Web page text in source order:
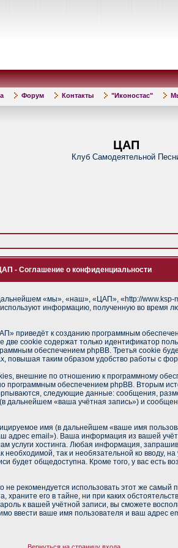
Форум Контакты "Иконостас"
ЦАП
Клуб Самодеятельной
- Соглашение о конфиденциальности
«мы», «наш», «ЦАП», «http://
информацию, полученную во время
приведёт к созданию программным
cookie содержат только идентификатор
обеспечением phpBB. Третья cookie
повышая таким образом удобство работы с
внешние по отношению к программному
программным обеспечением phpBB. Вторым
следующие данные: сообщения,
«ваша учётная запись») и
имя (в дальнейшем «ваше имя
адрес email»). Ваша информация из вашей
хостинга. Любая информация,
так и необязательной ко
будет общедоступна. Кроме того, у вас есть
использовать этот же самый
его в тайне, ни при каких
к вашей учётной записи, вы сможете
ввести ваше имя пользователя и ваш адрес